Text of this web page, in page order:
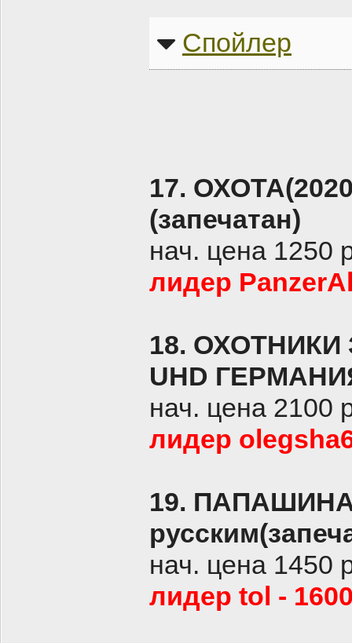
Спойлер
17.
(запечатан)
нач. цена 1250
лидер
18. ОХОТНИКИ
UHD
нач. цена 2100
лидер
19.
нач. цена 1450
лидер tol -